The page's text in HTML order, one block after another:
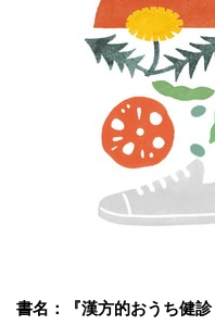
書名：『漢方的おうち健